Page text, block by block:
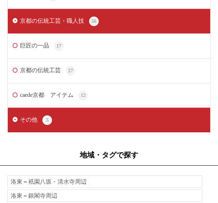
京都の伝統工芸・職人技 56
巨匠の一品 17
京都の伝統工芸 27
caede京都 アイテム 12
その他 5
地域・タグで探す
洛東＝祇園八坂・清水寺周辺
洛東＝銀閣寺周辺